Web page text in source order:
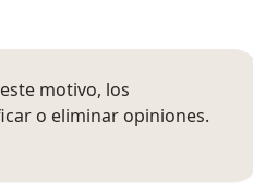
motivo, los
o eliminar opiniones.